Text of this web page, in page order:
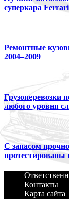
суперкара
Ремонтные
2004–2009
Грузоперевозки
любого уровня
С запасом
Контакты
Карта сайта